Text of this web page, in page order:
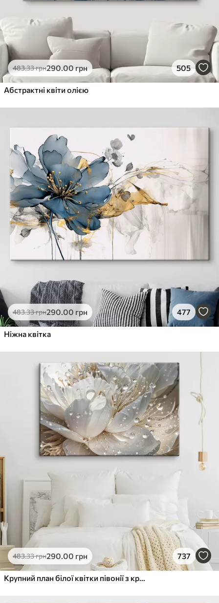
483.33грн290.00грн 505
Абстрактні квіти олією
483.33грн290.00 грн 477
Ніжна квітка
483.33грн290.00 грн 737
Крупний план білої квітки півонії з крапельками води на пелюстках на розмитому фоні